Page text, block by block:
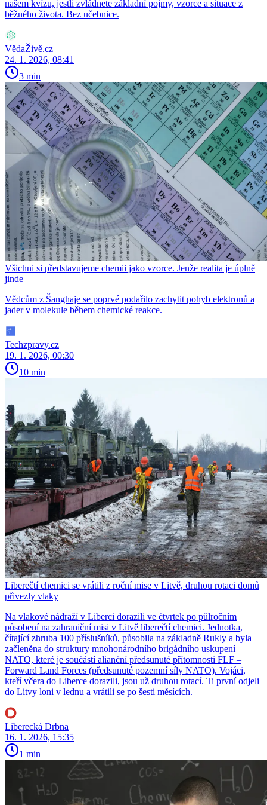
našem kvízu, jestli zvládnete základní pojmy, vzorce a situace z
běžného života. Bez učebnice.
VědaŽivě.cz
24. 1. 2026, 08:41
3 min
Všichni si představujeme chemii jako vzorce. Jenže realita je úplně
jinde
Vědcům z Šanghaje se poprvé podařilo zachytit pohyb elektronů a
jader v molekule během chemické reakce.
Techzpravy.cz
19. 1. 2026, 00:30
10 min
Liberečtí chemici se vrátili z roční mise v Litvě, druhou rotaci domů
přivezly vlaky
Na vlakové nádraží v Liberci dorazili ve čtvrtek po půlročním
působení na zahraniční misi v Litvě liberečtí chemici. Jednotka,
čítající zhruba 100 příslušníků, působila na základně Rukly a byla
začleněna do struktury mnohonárodního brigádního uskupení
NATO, které je součástí alianční předsunuté přítomnosti FLF –
Forward Land Forces (předsunuté pozemní síly NATO). Vojáci,
kteří včera do Liberce dorazili, jsou už druhou rotací. Ti první odjeli
do Litvy loni v lednu a vrátili se po šesti měsících.
Liberecká Drbna
16. 1. 2026, 15:35
1 min